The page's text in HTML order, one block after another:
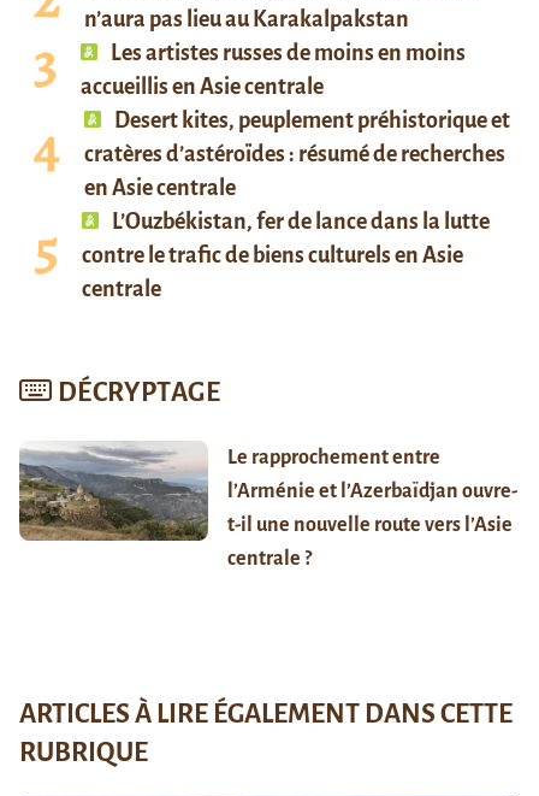
n’aura pas lieu au Karakalpakstan
Les artistes russes de moins en moins
accueillis en Asie centrale
Desert kites, peuplement préhistorique et
cratères d’astéroïdes : résumé de recherches
en Asie centrale
L’Ouzbékistan, fer de lance dans la lutte
contre le trafic de biens culturels en Asie
centrale
DÉCRYPTAGE
Le rapprochement entre
l’Arménie et l’Azerbaïdjan ouvre-
t-il une nouvelle route vers l’Asie
centrale ?
ARTICLES À LIRE ÉGALEMENT DANS CETTE
RUBRIQUE